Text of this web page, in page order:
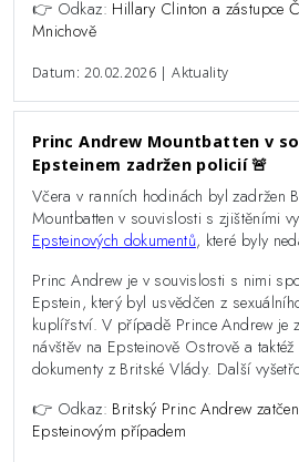
👉 Odkaz: Hillary Clinton a zástupce
Mnichově
Datum: 20.02.2026 | Aktuality
Princ Andrew Mountbatten v
Epsteinem zadržen policií 🚨
Včera v ranních hodinách byl zadržen
Mountbatten v souvislosti s zjištěními
Epsteinových dokumentů, které byly
Princ Andrew je v souvislosti s nimi
Epstein, který byl usvědčen z
kuplířství. V případě Prince Andrew je
návštěv na Epsteinově Ostrově a
dokumenty z Britské Vlády. Další
👉 Odkaz: Britský Princ Andrew
Epsteinovým případem